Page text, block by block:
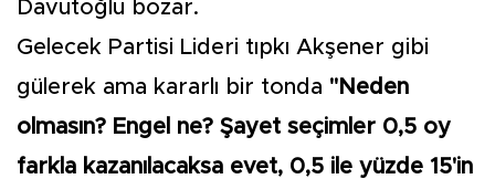
Davutoğlu bozar.
Gelecek Partisi Lideri tıpkı Akşener gibi
gülerek ama kararlı bir tonda "Neden
olmasın? Engel ne? Şayet seçimler 0,5 oy
farkla kazanılacaksa evet, 0,5 ile yüzde 15'in